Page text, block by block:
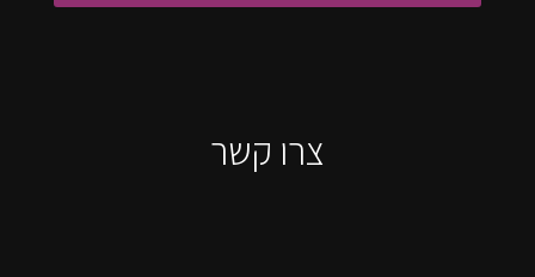
צרו קשר